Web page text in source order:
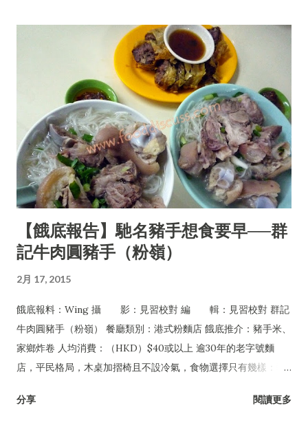
【餓底報告】馳名豬手想食要早──群
記牛肉圓豬手（粉嶺）
2月 17, 2015
餓底報料：Wing 攝 影：見習校對 編 輯：見習校對 群記
牛肉圓豬手（粉嶺） 餐廳類別：港式粉麵店 餓底推介：豬手米、
家鄉炸卷 人均消費：（HKD）$40或以上 逾30年的老字號麵
店，平民格局，木桌加摺椅且不設冷氣，食物選擇只有幾樣：豬
家鄉炸卷。但無論一年四季皆經常爆場，甚至吸引許多名人紅星
分享 閱讀更多